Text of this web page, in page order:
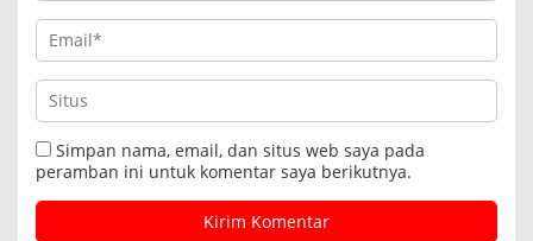
Simpan nama, email, dan situs web saya pada
peramban ini untuk komentar saya berikutnya.